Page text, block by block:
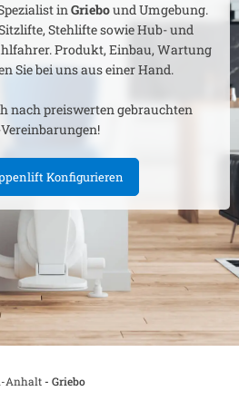
inGriebound Umgebung.
Stehlifte sowie Hub- und
Produkt, Einbau, Wartung
Sie bei uns aus einer Hand.
nach preiswerten gebrauchten
Konfigurieren
Anhalt- Griebo